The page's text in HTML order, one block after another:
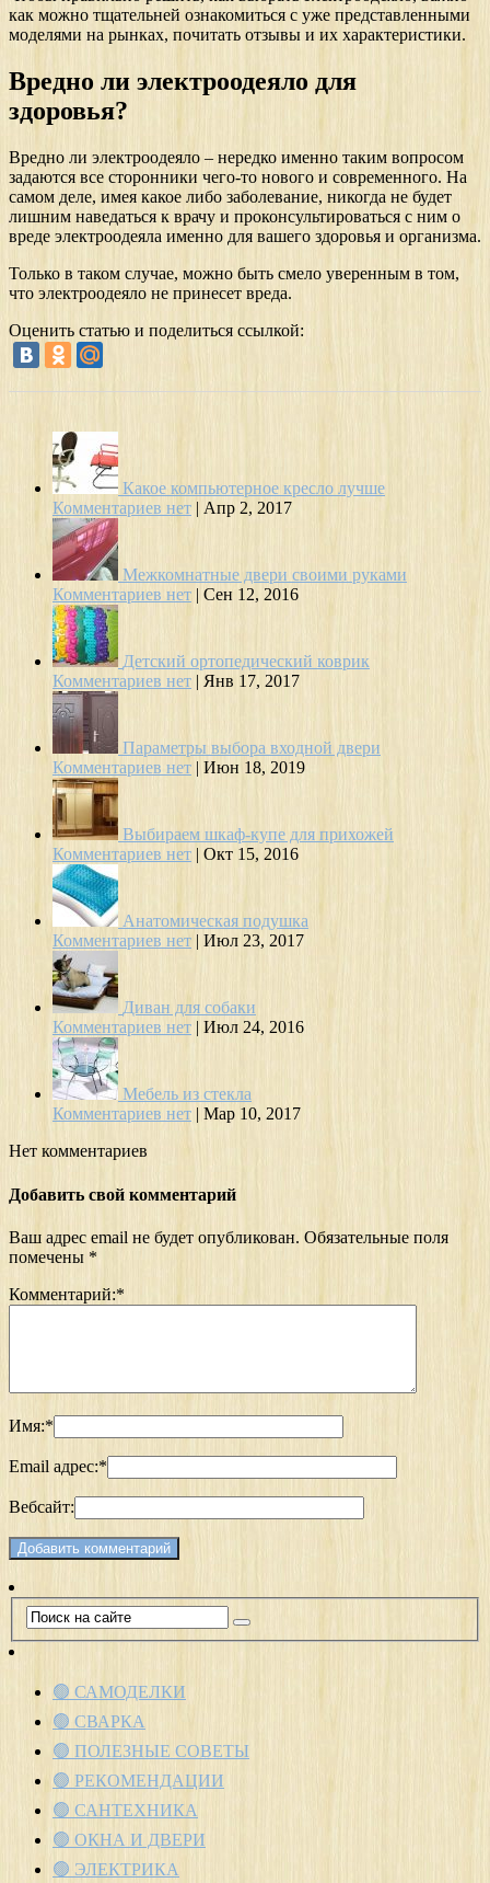
как можно тщательней ознакомиться с уже представленными
моделями на рынках, почитать отзывы и их характеристики.
Вредно ли электроодеяло для
здоровья?
Вредно ли электроодеяло – нередко именно таким вопросом
задаются все сторонники чего-то нового и современного. На
самом деле, имея какое либо заболевание, никогда не будет
лишним наведаться к врачу и проконсультироваться с ним о
вреде электроодеяла именно для вашего здоровья и организма.
Только в таком случае, можно быть смело уверенным в том,
что электроодеяло не принесет вреда.
Оценить статью и поделиться ссылкой:
Какое компьютерное кресло лучше
Комментариев нет | Апр 2, 2017
Межкомнатные двери своими руками
Комментариев нет | Сен 12, 2016
Детский ортопедический коврик
Комментариев нет | Янв 17, 2017
Параметры выбора входной двери
Комментариев нет | Июн 18, 2019
Выбираем шкаф-купе для прихожей
Комментариев нет | Окт 15, 2016
Анатомическая подушка
Комментариев нет | Июл 23, 2017
Диван для собаки
Комментариев нет | Июл 24, 2016
Мебель из стекла
Комментариев нет | Мар 10, 2017
Нет комментариев
Добавить свой комментарий
Ваш адрес email не будет опубликован. Обязательные поля
помечены *
Комментарий:*
Имя:*
Email адрес:*
Вебсайт:
🟢 САМОДЕЛКИ
🟢 СВАРКА
🟢 ПОЛЕЗНЫЕ СОВЕТЫ
🟢 РЕКОМЕНДАЦИИ
🟢 САНТЕХНИКА
🟢 ОКНА И ДВЕРИ
🟢 ЭЛЕКТРИКА